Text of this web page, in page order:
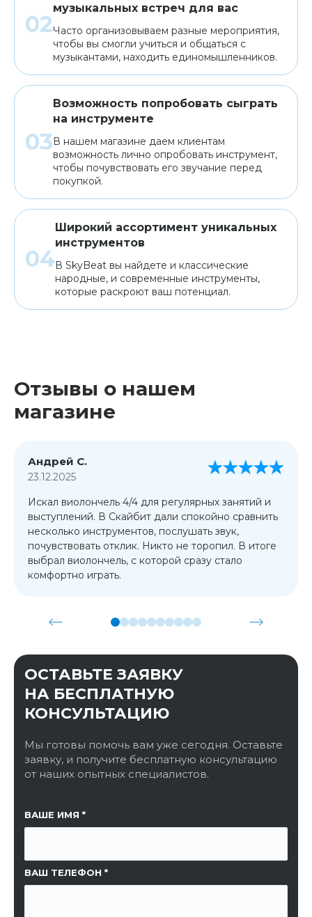
музыкальных встреч для вас
Часто организовываем разные мероприятия,
чтобы вы смогли учиться и общаться с
музыкантами, находить единомышленников.
Возможность попробовать сыграть
на инструменте
В нашем магазине даем клиентам
возможность лично опробовать инструмент,
чтобы почувствовать его звучание перед
покупкой.
Широкий ассортимент уникальных
инструментов
В SkyBeat вы найдете и классические
народные, и современные инструменты,
которые раскроют ваш потенциал.
Отзывы о нашем
магазине
Андрей С.
23.12.2025
Искал виолончель 4/4 для регулярных занятий и
выступлений. В Скайбит дали спокойно сравнить
несколько инструментов, послушать звук,
почувствовать отклик. Никто не торопил. В итоге
выбрал виолончель, с которой сразу стало
комфортно играть.
ОСТАВЬТЕ ЗАЯВКУ
НА БЕСПЛАТНУЮ
КОНСУЛЬТАЦИЮ
Мы готовы помочь вам уже сегодня. Оставьте
заявку, и получите бесплатную консультацию
от наших опытных специалистов.
ВАШЕ ИМЯ
ВАШ ТЕЛЕФОН
ССЫЛКА НА СТРАНИЦУ